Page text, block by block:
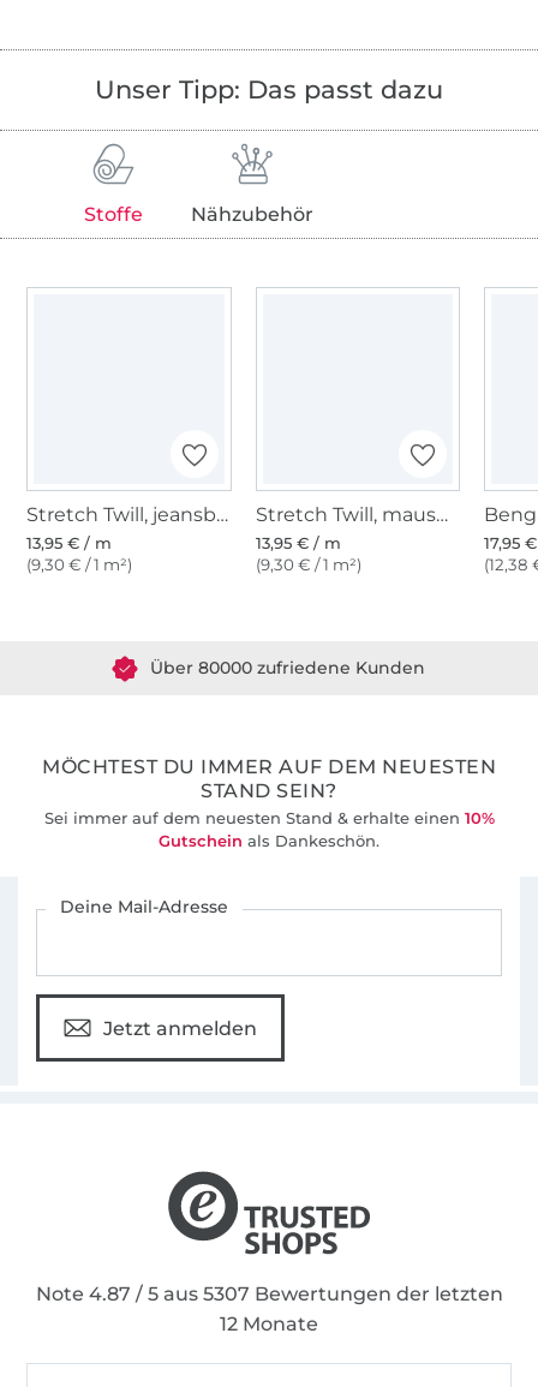
Unser Tipp: Das passt dazu
Stoffe Nähzubehör
Stretch Twill, jeansblau meliert
13,95 € / m
(9,30 € / 1 m²)
Stretch Twill, mausgrau meliert
13,95 € / m
(9,30 € / 1 m²)
17,95
(12,38
MÖCHTEST DU IMMER AUF DEM NEUESTEN
STAND SEIN?
Sei immer auf dem neuesten Stand & erhalte einen 10%
Gutschein als Dankeschön.
Deine Mail-Adresse
Jetzt anmelden
Note 4.87 / 5 aus 5307 Bewertungen der letzten
12 Monate